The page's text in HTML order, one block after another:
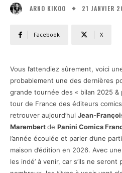
ARNO KIKOO 21 JANVIER
Facebook X
Vous l’attendiez sûrement, voici
probablement une des dernières
grande tournée des « bilan 2025
tour de France des éditeurs
retrouver aujourd’hui Jean-
Marembertde Panini Comics
l’année écoulée et parler d’une
maison d’édition en 2026. Avec
les indé’ à venir, car s’ils ne